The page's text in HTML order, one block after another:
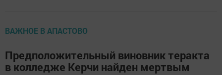
ВАЖНОЕ В АПАСТОВО
Предположительный виновник теракта
в колледже Керчи найден мертвым